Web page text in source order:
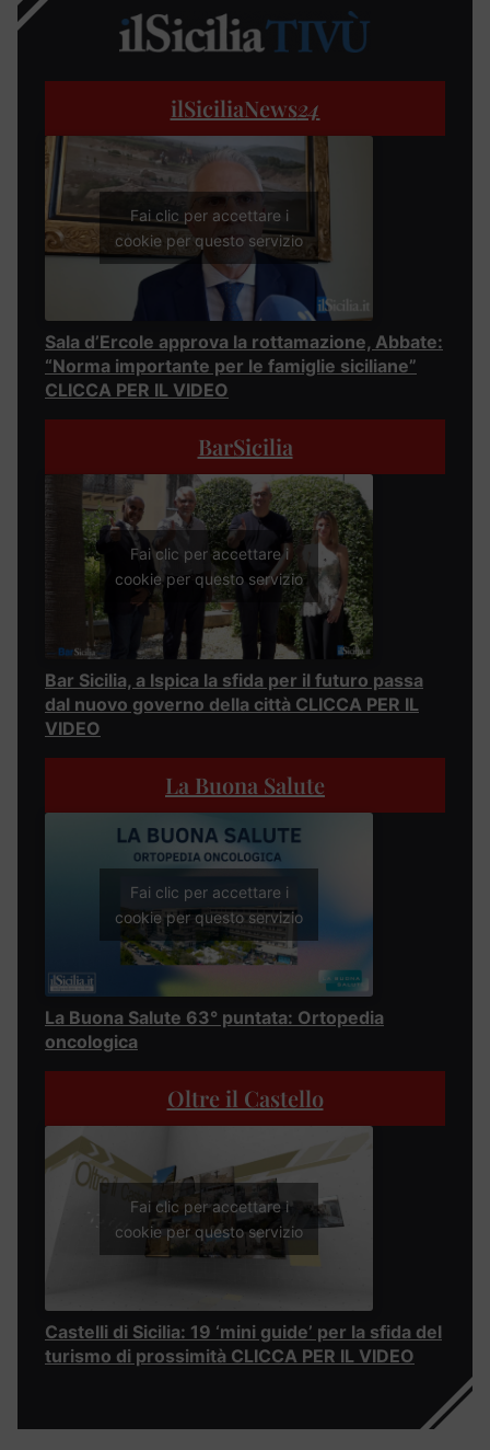
ilSiciliaNews24
Fai clic per accettare i
cookie per questo servizio
Sala d’Ercole approva la rottamazione, Abbate:
“Norma importante per le famiglie siciliane”
CLICCA PER IL VIDEO
BarSicilia
Fai clic per accettare i
cookie per questo servizio
Bar Sicilia, a Ispica la sfida per il futuro passa
dal nuovo governo della città CLICCA PER IL
VIDEO
La Buona Salute
Fai clic per accettare i
cookie per questo servizio
La Buona Salute 63° puntata: Ortopedia
oncologica
Oltre il Castello
Fai clic per accettare i
cookie per questo servizio
Castelli di Sicilia: 19 ‘mini guide’ per la sfida del
turismo di prossimità CLICCA PER IL VIDEO